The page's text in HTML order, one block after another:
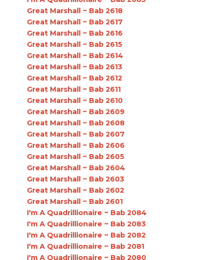
Great Marshall ~ Bab 2618
Great Marshall ~ Bab 2617
Great Marshall ~ Bab 2616
Great Marshall ~ Bab 2615
Great Marshall ~ Bab 2614
Great Marshall ~ Bab 2613
Great Marshall ~ Bab 2612
Great Marshall ~ Bab 2611
Great Marshall ~ Bab 2610
Great Marshall ~ Bab 2609
Great Marshall ~ Bab 2608
Great Marshall ~ Bab 2607
Great Marshall ~ Bab 2606
Great Marshall ~ Bab 2605
Great Marshall ~ Bab 2604
Great Marshall ~ Bab 2603
Great Marshall ~ Bab 2602
Great Marshall ~ Bab 2601
I'm A Quadrillionaire ~ Bab 2084
I'm A Quadrillionaire ~ Bab 2083
I'm A Quadrillionaire ~ Bab 2082
I'm A Quadrillionaire ~ Bab 2081
I'm A Quadrillionaire ~ Bab 2080